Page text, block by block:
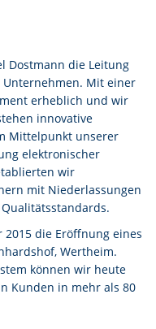
Dostmann die Leitung
Mit einer
erheblich und wir
innovative
Mittelpunkt unserer
elektronischer
wir
mit Niederlassungen
die Eröffnung eines
Wertheim.
können wir heute
Kunden in mehr als 80